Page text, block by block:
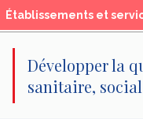
Établissements et
Développer la
sanitaire,